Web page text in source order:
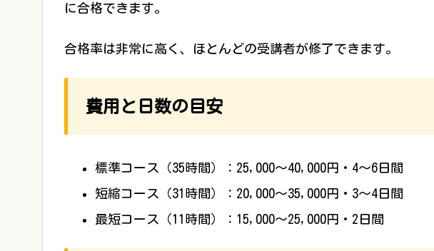
に合格できます。
合格率は非常に高く、ほとんどの受講者が修了できます。
費用と日数の目安
標準コース（35時間）：25,000〜40,000円・4〜6日間
短縮コース（31時間）：20,000〜35,000円・3〜4日間
最短コース（11時間）：15,000〜25,000円・2日間